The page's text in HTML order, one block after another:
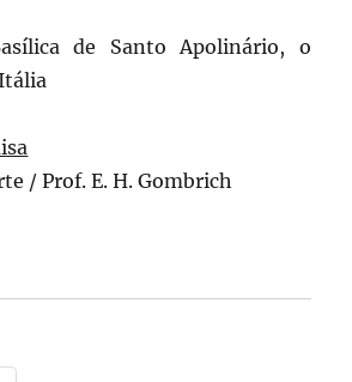
de Santo Apolinário, o
/ Prof. E. H. Gombrich